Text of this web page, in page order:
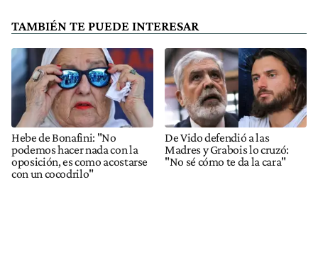
TAMBIÉN TE PUEDE INTERESAR
Hebe de Bonafini: "No
podemos hacer nada con la
oposición, es como acostarse
con un cocodrilo"
De Vido defendió a las
Madres y Grabois lo cruzó:
"No sé cómo te da la cara"